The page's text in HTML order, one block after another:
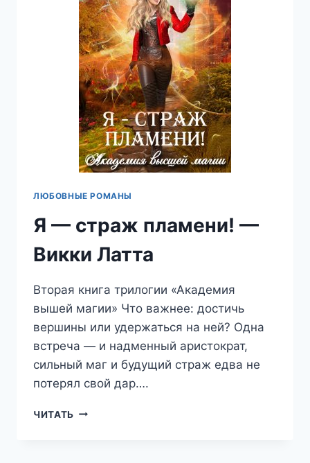
ЛЮБОВНЫЕ РОМАНЫ
Я — страж пламени! —
Викки Латта
Вторая книга трилогии «Академия
вышей магии» Что важнее: достичь
вершины или удержаться на ней? Одна
встреча — и надменный аристократ,
сильный маг и будущий страж едва не
потерял свой дар….
ЧИТАТЬ Я